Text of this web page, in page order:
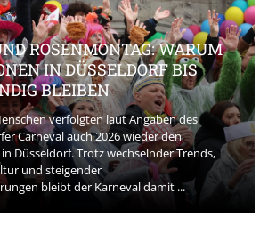
ROSENMONTAG: WARUM
IN DÜSSELDORF BIS
BLEIBEN
verfolgten laut Angaben des
Carneval auch 2026 wieder den
Düsseldorf. Trotz wechselnder Trends,
und steigender
bleibt der Karneval damit ...